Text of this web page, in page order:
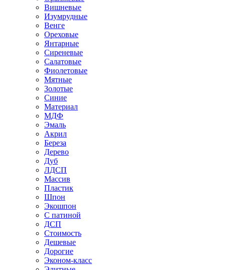
Вишневые
Изумрудные
Венге
Ореховые
Янтарные
Сиреневые
Салатовые
Фиолетовые
Мятные
Золотые
Синие
Материал
МДФ
Эмаль
Акрил
Береза
Дерево
Дуб
ЛДСП
Массив
Пластик
Шпон
Экошпон
С патиной
ДСП
Стоимость
Дешевые
Дорогие
Эконом-класс